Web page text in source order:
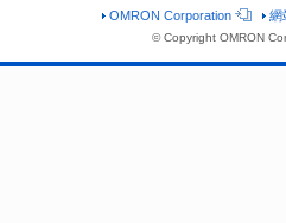
OMRON Corporation 網
© Copyright OMRON